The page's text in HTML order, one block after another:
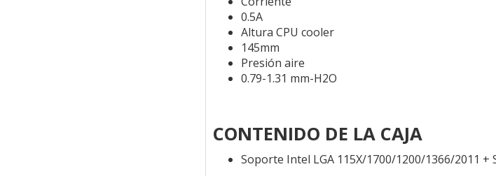
0.5A
Altura CPU cooler
145mm
Presión aire
0.79-1.31 mm-H2O
CONTENIDO DE LA CAJA
Soporte Intel LGA 115X/1700/1200/1366/2011